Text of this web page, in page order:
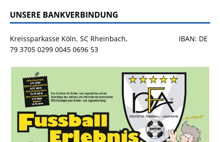
UNSERE BANKVERBINDUNG
Kreissparkasse Köln, SC Rheinbach, IBAN: DE
79 3705 0299 0045 0696 53